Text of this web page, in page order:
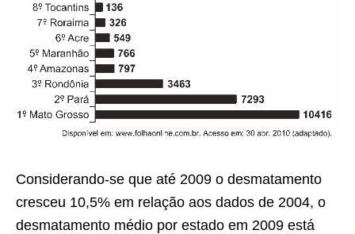
Considerando-se que até 2009 o desmatamento
cresceu 10,5% em relação aos dados de 2004, o
desmatamento médio por estado em 2009 está